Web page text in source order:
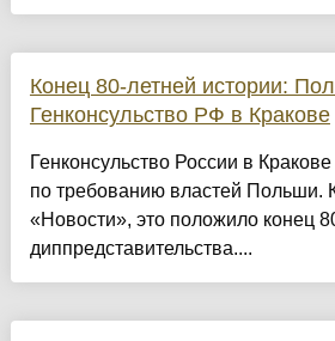
Конец 80-летней истории:
Генконсульство РФ в Кракове
Генконсульство России в
по требованию властей Польши.
«Новости», это положило конец
диппредставительства....